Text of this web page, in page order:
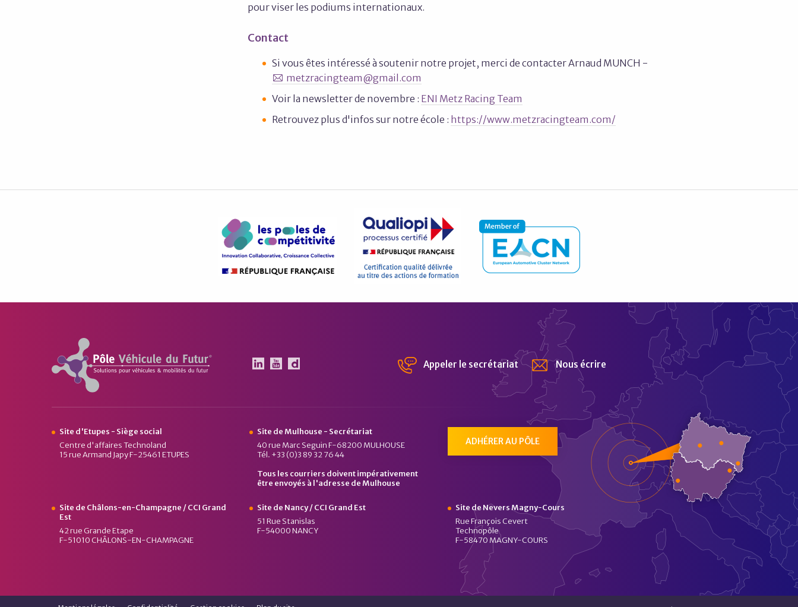
pour viser les podiums internationaux.
Contact
Si vous êtes intéressé à soutenir notre projet, merci de contacter Arnaud MUNCH -
metzracingteam@gmail.com
Voir la newsletter de novembre : ENI Metz Racing Team
Retrouvez plus d'infos sur notre école : https://www.metzracingteam.com/
Pôle Véhicule du Futur
Le Pôle Véhicule du Futur sur Linkedin
Le Pôle Véhicule du Futur sur Youtube
Chaîne Dailymotion du Pôle Véhicule du Futur
Appeler le secrétariat Nous écrire
Site d'Etupes - Siège social
Centre d'affaires Technoland
15 rue Armand Japy F-25461 ETUPES
Site de Mulhouse - Secrétariat
40 rue Marc Seguin F-68200 MULHOUSE
Tél. +33 (0)3 89 32 76 44
Tous les courriers doivent impérativement
être envoyés à l'adresse de Mulhouse
ADHÉRER AU PÔLE
Site de Châlons-en-Champagne / CCI Grand
Est
42 rue Grande Etape
F-51010 CHÂLONS-EN-CHAMPAGNE
Site de Nancy / CCI Grand Est
51 Rue Stanislas
F-54000 NANCY
Site de Nevers Magny-Cours
Rue François Cevert
Technopôle
F-58470 MAGNY-COURS